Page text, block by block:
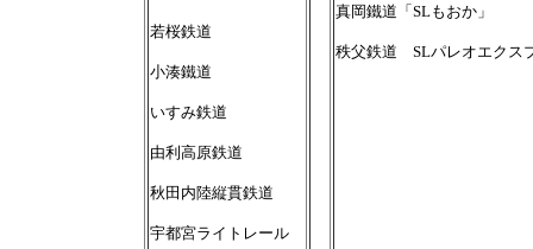
若桜鉄道
小湊鐵道
いすみ鉄道
由利高原鉄道
秋田内陸縦貫鉄道
宇都宮ライトレール
真岡鐵道「SLもおか」
秩父鉄道 SLパレオエクス